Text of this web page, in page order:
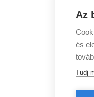
Az
és
Tudj